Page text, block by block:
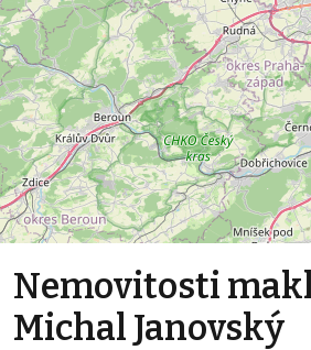
Nemovitosti
Michal Janovský